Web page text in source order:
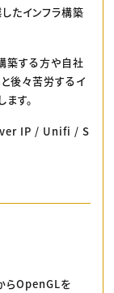
たインフラ構築
築する方や自社
後々苦労するイ
す。
IP / Unifi / S
らOpenGLを